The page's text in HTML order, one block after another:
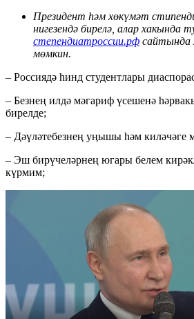
Президент һәм хөкүмәт
нигезендә бирелә, алар хакында
степендиатроссии.рф сайтында
мөмкин.
– Россиядә һинд студентлары
– Безнең илдә мәгариф үсешенә
бирелде;
– Дәүләтебезнең уңышы һәм киләчәге
– Эш бирүчеләрнең югары белем
күрмим;